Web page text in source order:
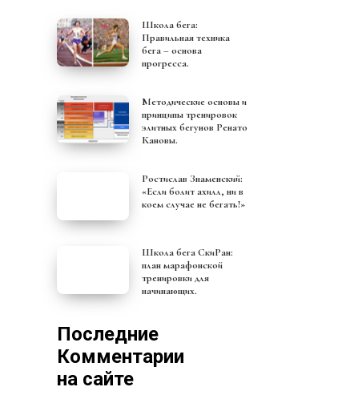
Школа бега:
Правильная техника
бега – основа
прогресса.
Методические основы и
принципы тренировок
элитных бегунов Ренато
Кановы.
Ростислав Знаменский:
«Если болит ахилл, ни в
коем случае не бегать!»
Школа бега СкиРан:
план марафонской
тренировки для
начинающих.
Последние
Комментарии
на сайте